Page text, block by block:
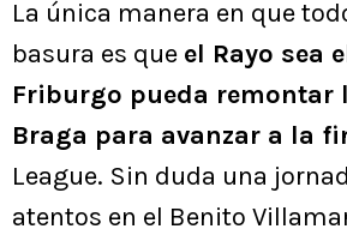
La única manera en que
basura es que el Rayo sea
Friburgo pueda remontar
Braga para avanzar a la
League. Sin duda una
atentos en el Benito